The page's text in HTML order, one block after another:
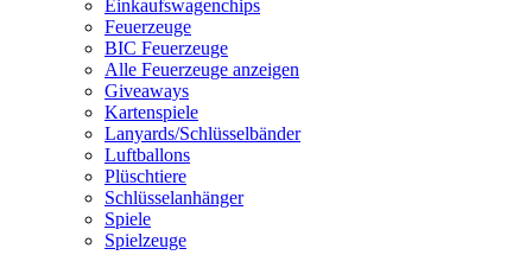
Einkaufswagenchips
Feuerzeuge
BIC Feuerzeuge
Alle Feuerzeuge anzeigen
Giveaways
Kartenspiele
Lanyards/Schlüsselbänder
Luftballons
Plüschtiere
Schlüsselanhänger
Spiele
Spielzeuge